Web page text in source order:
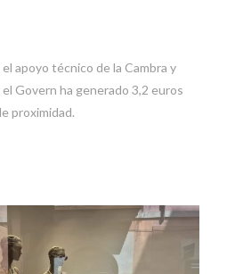
apoyo técnico de la Cambra y
Govern ha generado 3,2 euros
proximidad.